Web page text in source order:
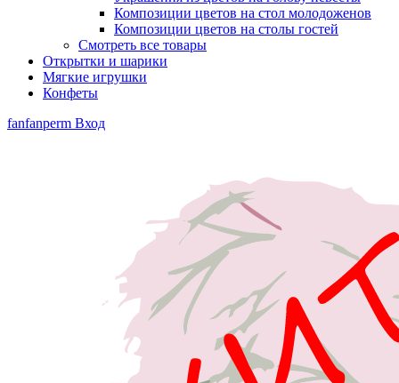
Композиции цветов на стол молодоженов
Композиции цветов на столы гостей
Смотреть все товары
Открытки и шарики
Мягкие игрушки
Конфеты
fanfanperm Вход